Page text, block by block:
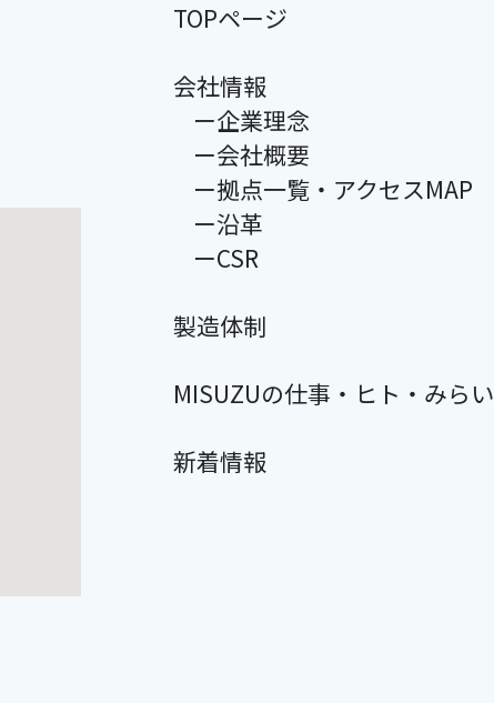
TOPページ
会社情報
ー企業理念
ー会社概要
ー拠点一覧・アクセスMAP
ー沿革
ーCSR
製造体制
MISUZUの仕事・ヒト・みらい
新着情報